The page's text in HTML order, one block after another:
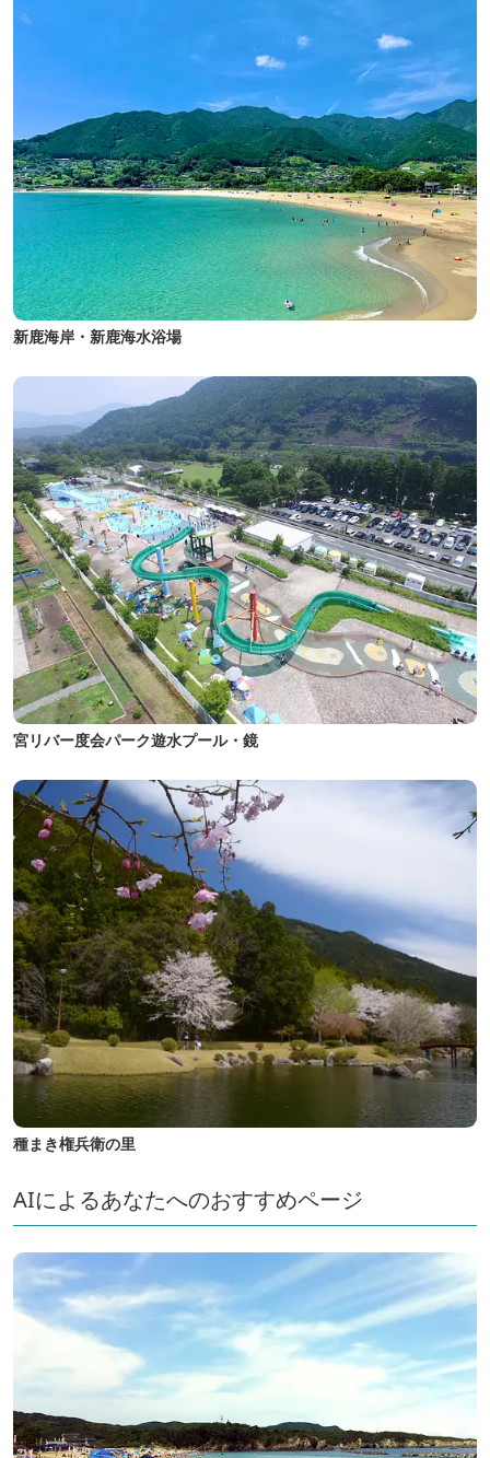
新鹿海岸・新鹿海水浴場
宮リバー度会パーク遊水プール・鏡
種まき権兵衛の里
AIによるあなたへのおすすめページ